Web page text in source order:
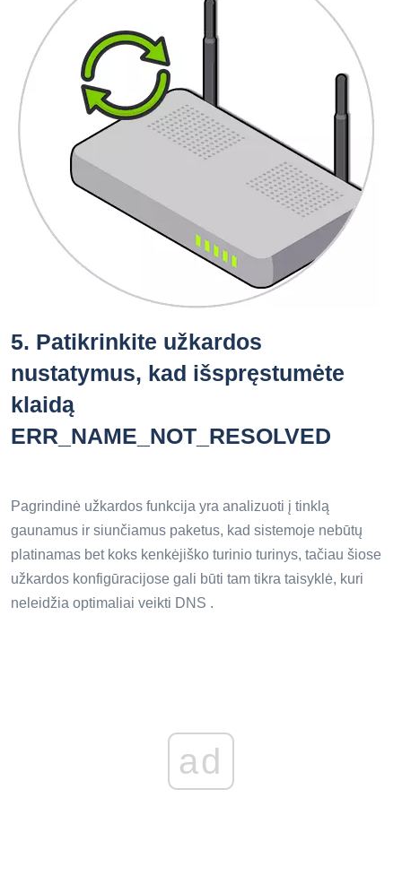
5. Patikrinkite užkardos
nustatymus, kad išspręstumėte
klaidą
ERR_NAME_NOT_RESOLVED
Pagrindinė užkardos funkcija yra analizuoti į tinklą
gaunamus ir siunčiamus paketus, kad sistemoje nebūtų
platinamas bet koks kenkėjiško turinio turinys, tačiau šiose
užkardos konfigūracijose gali būti tam tikra taisyklė, kuri
neleidžia optimaliai veikti DNS .
ad